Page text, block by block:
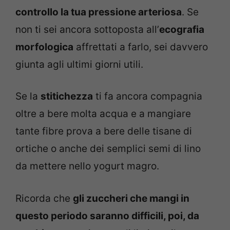
controllo la tua pressione arteriosa. Se
non ti sei ancora sottoposta all’ecografia
morfologica affrettati a farlo, sei davvero
giunta agli ultimi giorni utili.
Se la stitichezza ti fa ancora compagnia
oltre a bere molta acqua e a mangiare
tante fibre prova a bere delle tisane di
ortiche o anche dei semplici semi di lino
da mettere nello yogurt magro.
Ricorda che gli zuccheri che mangi in
questo periodo saranno difficili, poi, da